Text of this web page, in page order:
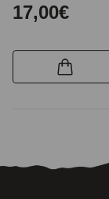
17,00€